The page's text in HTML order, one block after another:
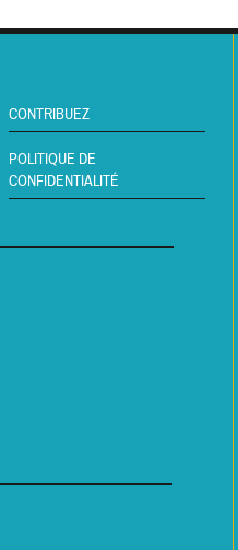
CONTRIBUEZ
POLITIQUE DE
CONFIDENTIALITÉ